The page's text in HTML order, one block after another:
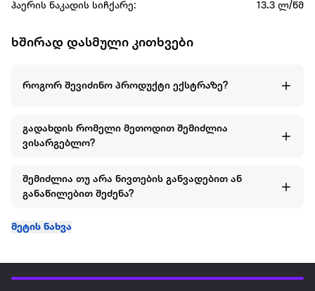
ჰაერის ნაკადის სიჩქარე:
13.3 ლ/წმ
ხშირად დასმული კითხვები
როგორ შევიძინო პროდუქტი ექსტრაზე?
გადახდის რომელი მეთოდით შემიძლია
ვისარგებლო?
შემიძლია თუ არა ნივთების განვადებით ან
განაწილებით შეძენა?
მეტის ნახვა